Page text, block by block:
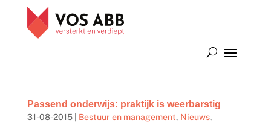
Passend onderwijs: praktijk is weerbarstig
31-08-2015| Bestuur en management, Nieuws,